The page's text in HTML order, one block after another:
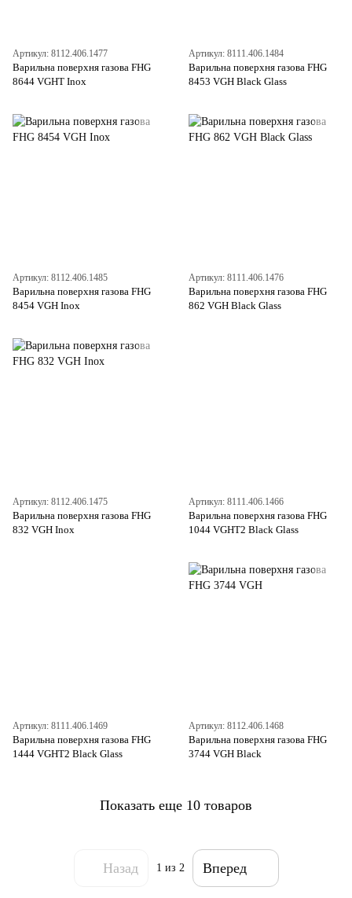
Артикул: 8112.406.1477
Варильна поверхня газова FHG
8644 VGHT Inox
Артикул: 8111.406.1484
Варильна поверхня газова FHG
8453 VGH Black Glass
Артикул: 8112.406.1485
Варильна поверхня газова FHG
8454 VGH Inox
Артикул: 8111.406.1476
Варильна поверхня газова FHG
862 VGH Black Glass
Артикул: 8112.406.1475
Варильна поверхня газова FHG
832 VGH Inox
Артикул: 8111.406.1466
Варильна поверхня газова FHG
1044 VGHT2 Black Glass
Артикул: 8111.406.1469
Варильна поверхня газова FHG
1444 VGHT2 Black Glass
Артикул: 8112.406.1468
Варильна поверхня газова FHG
3744 VGH Black
Показать еще 10 товаров
Назад 1 из 2 Вперед